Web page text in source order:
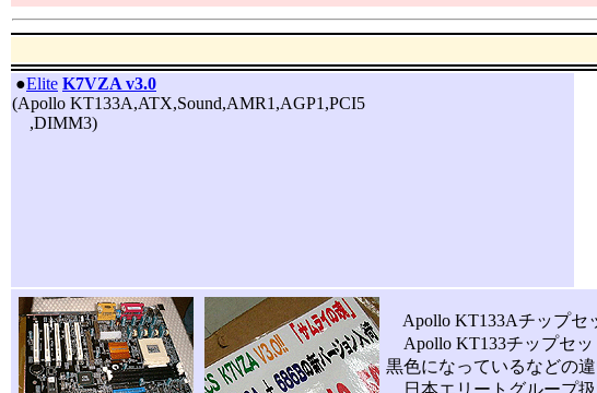
●Elite K7VZA v3.0
(Apollo KT133A,ATX,Sound,AMR1,AGP1,PCI5
,DIMM3)
Apollo KT133Aチップセ
Apollo KT133チップセッ
黒色になっているなどの違
日本エリートグループ扱